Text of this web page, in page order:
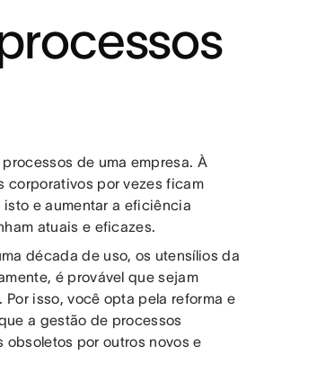
de uma empresa. À
corporativos por vezes ficam
e aumentar a eficiência
atuais e eficazes.
década de uso, os utensílios da
é provável que sejam
isso, você opta pela reforma e
a gestão de processos
por outros novos e